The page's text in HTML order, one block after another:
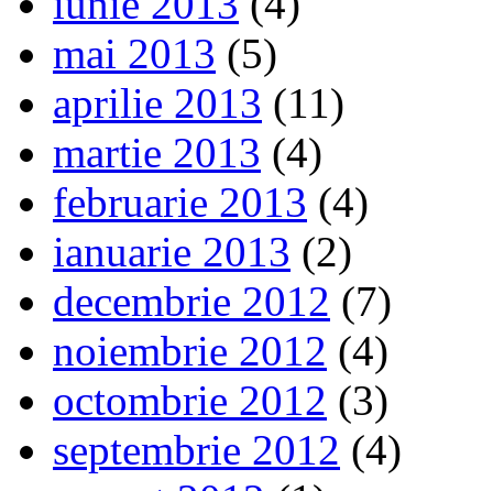
mai 2013 (5)
aprilie 2013 (11)
martie 2013 (4)
februarie 2013 (4)
ianuarie 2013 (2)
decembrie 2012 (7)
noiembrie 2012 (4)
octombrie 2012 (3)
septembrie 2012 (4)